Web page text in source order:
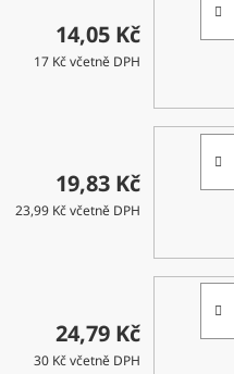
14,05 Kč
17 Kč včetně DPH
19,83 Kč
23,99 Kč včetně DPH
24,79 Kč
30 Kč včetně DPH